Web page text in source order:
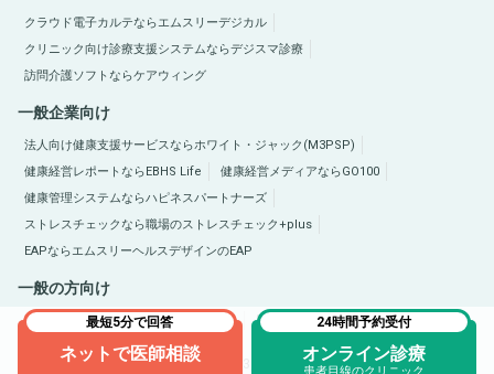
最短5分で回答
ネットで医師相談
24時間予約受付
オンライン診療
クラウド電子カルテならエムスリーデジカル
クリニック向け診療支援システムならデジスマ診療
訪問介護ソフトならケアウィング
一般企業向け
法人向け健康支援サービスならホワイト・ジャック(M3PSP)
健康経営レポートならEBHS Life
健康経営メディアならGO100
健康管理システムならハピネスパートナーズ
ストレスチェックなら職場のストレスチェック+plus
EAPならエムスリーヘルスデザインのEAP
一般の方向け
医療総合サイトQLife（キューライフ） 肥満症総合サイトならひまんラボ
Copyright © 2005-2026 M3, Inc. All Rights Reserved.